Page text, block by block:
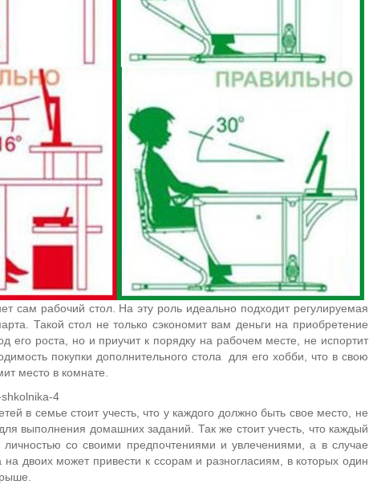
сам рабочий стол. На эту роль идеально подходит регулируемая
Такой стол не только сэкономит вам деньги на приобретение
его роста, но и приучит к порядку на рабочем месте, не испортит
покупки дополнительного стола для его хобби, что в свою
место в комнате.
в семье стоит учесть, что у каждого должно быть свое место, не
выполнения домашних заданий. Так же стоит учесть, что каждый
личностью со своими предпочтениями и увлечениями, а в случае
на двоих может привести к ссорам и разногласиям, в которых один